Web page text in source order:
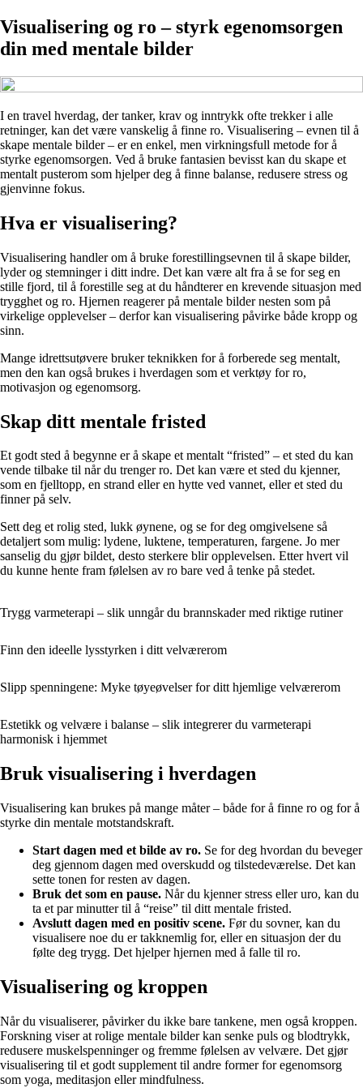
Visualisering og ro – styrk egenomsorgen
din med mentale bilder
I en travel hverdag, der tanker, krav og inntrykk ofte trekker i alle
retninger, kan det være vanskelig å finne ro. Visualisering – evnen til å
skape mentale bilder – er en enkel, men virkningsfull metode for å
styrke egenomsorgen. Ved å bruke fantasien bevisst kan du skape et
mentalt pusterom som hjelper deg å finne balanse, redusere stress og
gjenvinne fokus.
Hva er visualisering?
Visualisering handler om å bruke forestillingsevnen til å skape bilder,
lyder og stemninger i ditt indre. Det kan være alt fra å se for seg en
stille fjord, til å forestille seg at du håndterer en krevende situasjon med
trygghet og ro. Hjernen reagerer på mentale bilder nesten som på
virkelige opplevelser – derfor kan visualisering påvirke både kropp og
sinn.
Mange idrettsutøvere bruker teknikken for å forberede seg mentalt,
men den kan også brukes i hverdagen som et verktøy for ro,
motivasjon og egenomsorg.
Skap ditt mentale fristed
Et godt sted å begynne er å skape et mentalt “fristed” – et sted du kan
vende tilbake til når du trenger ro. Det kan være et sted du kjenner,
som en fjelltopp, en strand eller en hytte ved vannet, eller et sted du
finner på selv.
Sett deg et rolig sted, lukk øynene, og se for deg omgivelsene så
detaljert som mulig: lydene, luktene, temperaturen, fargene. Jo mer
sanselig du gjør bildet, desto sterkere blir opplevelsen. Etter hvert vil
du kunne hente fram følelsen av ro bare ved å tenke på stedet.
Trygg varmeterapi – slik unngår du brannskader med riktige rutiner
Finn den ideelle lysstyrken i ditt velværerom
Slipp spenningene: Myke tøyeøvelser for ditt hjemlige velværerom
Estetikk og velvære i balanse – slik integrerer du varmeterapi
harmonisk i hjemmet
Bruk visualisering i hverdagen
Visualisering kan brukes på mange måter – både for å finne ro og for å
styrke din mentale motstandskraft.
Start dagen med et bilde av ro. Se for deg hvordan du beveger
deg gjennom dagen med overskudd og tilstedeværelse. Det kan
sette tonen for resten av dagen.
Bruk det som en pause. Når du kjenner stress eller uro, kan du
ta et par minutter til å “reise” til ditt mentale fristed.
Avslutt dagen med en positiv scene. Før du sovner, kan du
visualisere noe du er takknemlig for, eller en situasjon der du
følte deg trygg. Det hjelper hjernen med å falle til ro.
Visualisering og kroppen
Når du visualiserer, påvirker du ikke bare tankene, men også kroppen.
Forskning viser at rolige mentale bilder kan senke puls og blodtrykk,
redusere muskelspenninger og fremme følelsen av velvære. Det gjør
visualisering til et godt supplement til andre former for egenomsorg
som yoga, meditasjon eller mindfulness.